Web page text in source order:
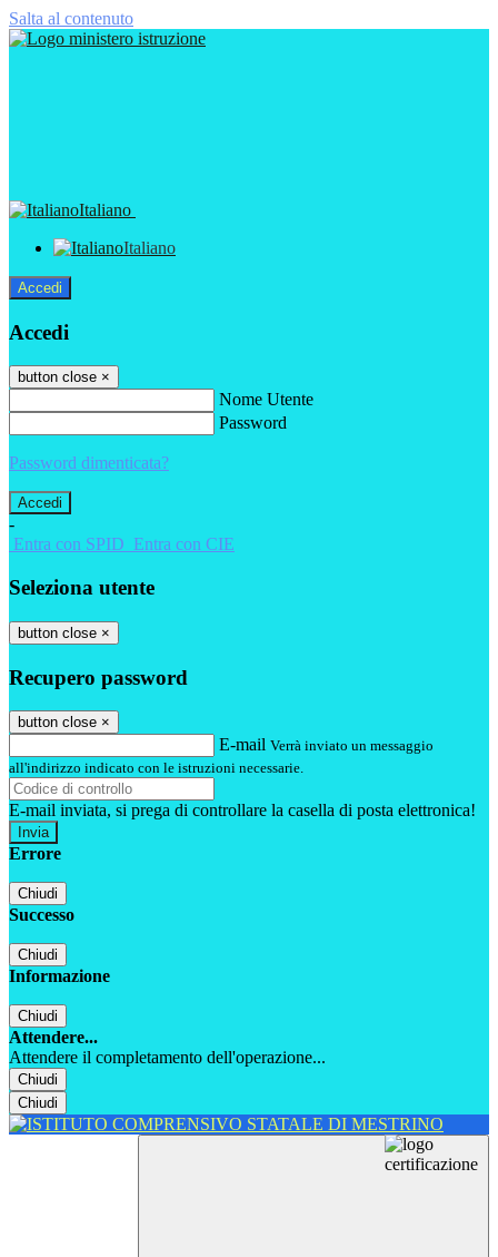
Salta al contenuto
Italiano
Italiano
Accedi
Accedi
button close ×
Nome Utente
Password
Password dimenticata?
-
Entra con SPID Entra con CIE
Seleziona utente
button close ×
Recupero password
button close ×
E-mail Verrà inviato un messaggio
all'indirizzo indicato con le istruzioni necessarie.
E-mail inviata, si prega di controllare la casella di posta elettronica!
Errore
Chiudi
Successo
Chiudi
Informazione
Chiudi
Attendere...
Attendere il completamento dell'operazione...
Chiudi
Chiudi